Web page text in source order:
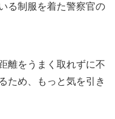
る制服を着た警察官の
離をうまく取れずに不
ため、もっと気を引き